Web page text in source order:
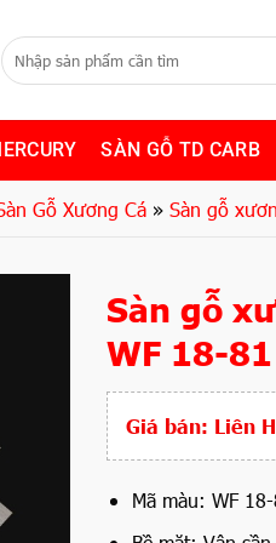
SÀN GỖ TD CARB
Gỗ Xương Cá » Sàn gỗ
Sàn gỗ
WF 18-81
Giá bán: Liên
Mã màu: WF 18-